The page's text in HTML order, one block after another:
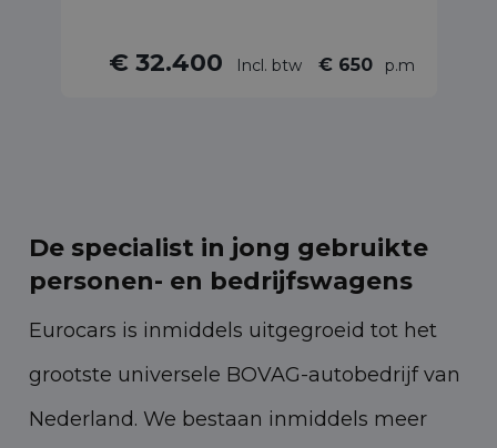
€ 32.400 Incl. btw € 650 p.m
De specialist in jong gebruikte
personen- en bedrijfswagens
Eurocars is inmiddels uitgegroeid tot het
grootste universele BOVAG-autobedrijf van
Nederland. We bestaan inmiddels meer